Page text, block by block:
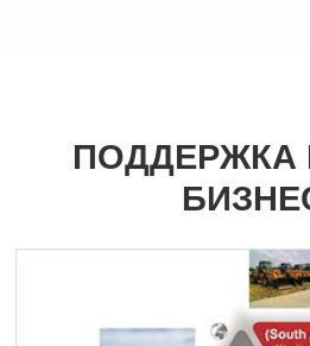
ПОДДЕРЖКА